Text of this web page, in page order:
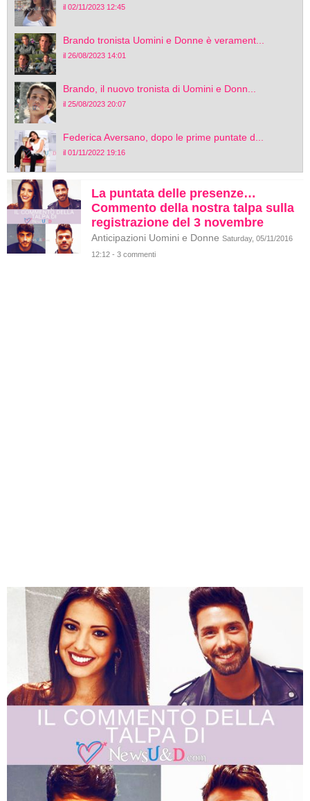
il 02/11/2023 12:45
Brando tronista Uomini e Donne è verament...
il 26/08/2023 14:01
Brando, il nuovo tronista di Uomini e Donn...
il 25/08/2023 20:07
Federica Aversano, dopo le prime puntate d...
il 01/11/2022 19:16
La puntata delle presenze…
Commento della nostra talpa sulla
registrazione del 3 novembre
Anticipazioni Uomini e Donne Saturday, 05/11/2016
12:12 - 3 commenti